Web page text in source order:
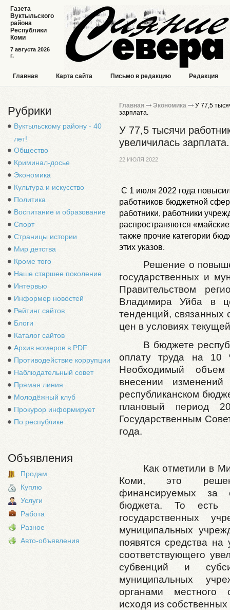
7 августа 2026
г.
Газета
Вуктыльского
района
Республики
Коми
Главная Карта сайта Письмо в редакцию Редакция
Рубрики
Вуктыльскому району - 40
лет!
Общество
Криминал-досье
Экономика
Культура и искусство
Политика
Воспитание и образование
Спорт
Страницы истории
Мир детства
Кроме того
Наше старшее поколение
Интервью
Информер новостей
Рейтинг сайтов
Блоги
Каталог сайтов
Архив номеров в PDF
Противодействие коррупции
Наблюдательный совет
Прямая линия
Молодёжный клуб
Прокурор информирует
По республике
Объявления
Продам
Куплю
Услуги
Работа
Разное
Авто-объявления
Главная Экономика
У 77,5
зарплата.
У 77,5 тысячи
увеличилась зарплата.
22 ИЮЛЯ 2022
С 1 июля 2022 года
работников бюджетной
работники, работники
распространяются
также прочие категории
этих указов.
Решение о
государственных и
Правительством
Владимира Уйба в
тенденций, связанных
цен в условиях
В бюджете
оплату труда на 10
Необходимый
внесении
республиканском
плановый период
Государственным
года.
Как отметили в
Коми, это
финансируемых за
бюджета. То есть
государственных
муниципальных
появятся средства
соответствующего
субвенций и
муниципальных
органами местного
исходя из